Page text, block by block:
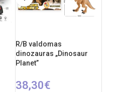
Reiklaingi elementai: 2xAA
pulteliui + 3xAA mašinai
R/B valdomas
dinozauras „Dinosaur
Planet”
38,30€